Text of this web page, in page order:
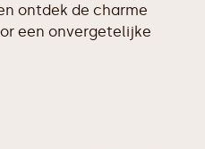
ontdek de charme
een onvergetelijke